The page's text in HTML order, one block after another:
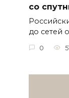
со
до сетей
0